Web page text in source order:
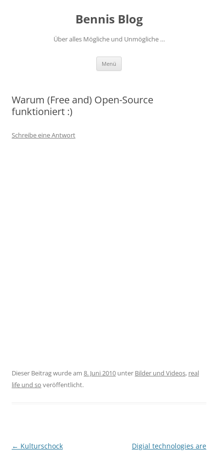
Bennis Blog
Über alles Mögliche und Unmögliche …
Menü
Warum (Free and) Open-Source
funktioniert :)
Schreibe eine Antwort
Dieser Beitrag wurde am 8. Juni 2010 unter Bilder und Videos, real
life und so veröffentlicht.
Beitragsnavigation
← Kulturschock
Digial technologies are